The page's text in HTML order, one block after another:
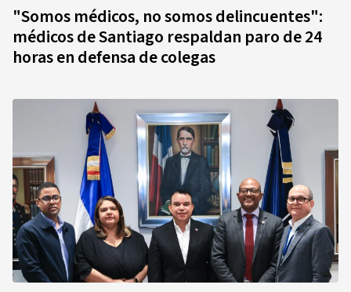
"Somos médicos, no somos delincuentes":
médicos de Santiago respaldan paro de 24
horas en defensa de colegas